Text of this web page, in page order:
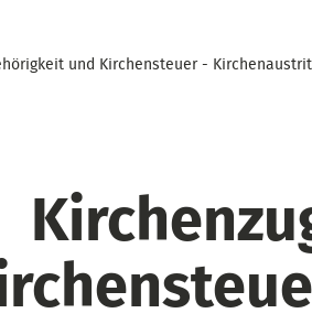
und Kirchensteuer -